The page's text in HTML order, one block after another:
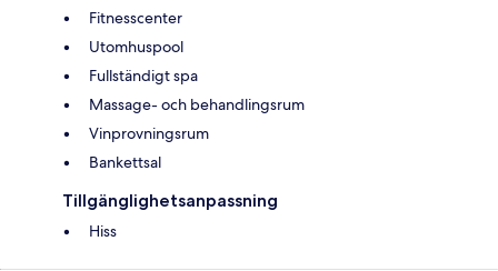
Fitnesscenter
Utomhuspool
Fullständigt spa
Massage- och behandlingsrum
Vinprovningsrum
Bankettsal
Tillgänglighetsanpassning
Hiss